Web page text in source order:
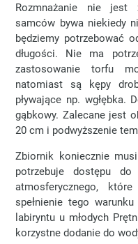
Rozmnażanie nie jest
samców bywa niekiedy
będziemy potrzebować
długości. Nie ma
zastosowanie torfu
natomiast są kępy
pływające np.
gąbkowy. Zalecane jest
20 cm i podwyższenie
Zbiornik koniecznie
potrzebuje dostępu do
atmosferycznego,
spełnienie tego
labiryntu u młodych
korzystne dodanie do